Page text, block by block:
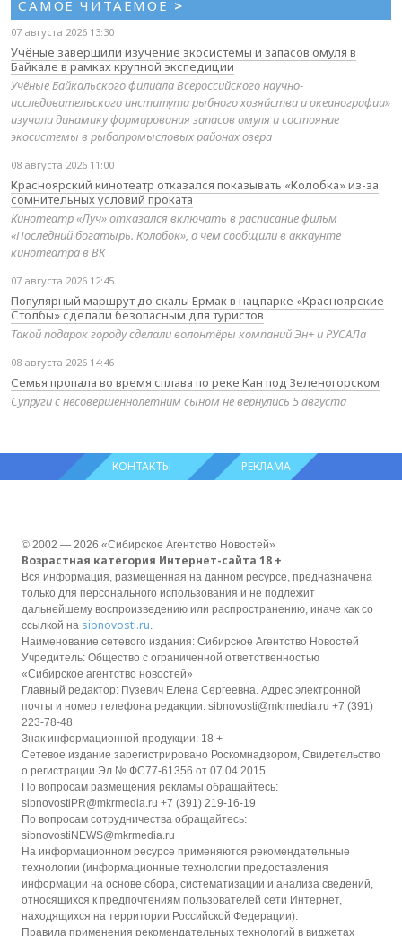
САМОЕ ЧИТАЕМОЕ >
07 августа 2026 13:30
Учёные завершили изучение экосистемы и запасов омуля в
Байкале в рамках крупной экспедиции
Учёные Байкальского филиала Всероссийского научно-
исследовательского института рыбного хозяйства и океанографии»
изучили динамику формирования запасов омуля и состояние
экосистемы в рыбопромысловых районах озера
08 августа 2026 11:00
Красноярский кинотеатр отказался показывать «Колобка» из-за
сомнительных условий проката
Кинотеатр «Луч» отказался включать в расписание фильм
«Последний богатырь. Колобок», о чем сообщили в аккаунте
кинотеатра в ВК
07 августа 2026 12:45
Популярный маршрут до скалы Ермак в нацпарке «Красноярские
Столбы» сделали безопасным для туристов
Такой подарок городу сделали волонтёры компаний Эн+ и РУСАЛа
08 августа 2026 14:46
Семья пропала во время сплава по реке Кан под Зеленогорском
Супруги с несовершеннолетним сыном не вернулись 5 августа
КОНТАКТЫ РЕКЛАМА
© 2002 — 2026 «Сибирское Агентство Новостей»
Возрастная категория Интернет-сайта 18 +
Вся информация, размещенная на данном ресурсе, предназначена
только для персонального использования и не подлежит
дальнейшему воспроизведению или распространению, иначе как со
ссылкой на sibnovosti.ru.
Наименование сетевого издания: Сибирское Агентство Новостей
Учредитель: Общество с ограниченной ответственностью
«Сибирское агентство новостей»
Главный редактор: Пузевич Елена Сергеевна. Адрес электронной
почты и номер телефона редакции: sibnovosti@mkrmedia.ru +7 (391)
223-78-48
Знак информационной продукции: 18 +
Сетевое издание зарегистрировано Роскомнадзором, Свидетельство
о регистрации Эл № ФС77-61356 от 07.04.2015
По вопросам размещения рекламы обращайтесь:
sibnovostiPR@mkrmedia.ru +7 (391) 219-16-19
По вопросам сотрудничества обращайтесь:
sibnovostiNEWS@mkrmedia.ru
На информационном ресурсе применяются рекомендательные
технологии (информационные технологии предоставления
информации на основе сбора, систематизации и анализа сведений,
относящихся к предпочтениям пользователей сети Интернет,
находящихся на территории Российской Федерации).
Правила применения рекомендательных технологий в виджетах